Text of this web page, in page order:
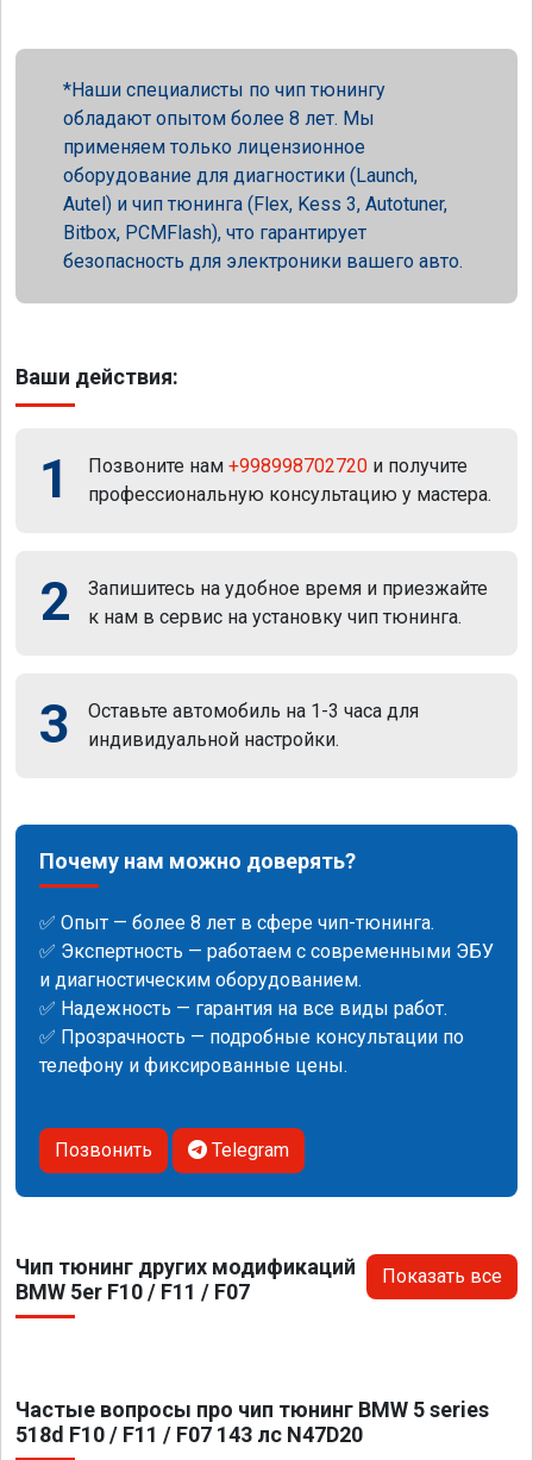
Наши специалисты по чип тюнингу
обладают опытом более 8 лет. Мы
применяем только лицензионное
оборудование для диагностики (Launch,
Autel) и чип тюнинга (Flex, Kess 3, Autotuner,
Bitbox, PCMFlash), что гарантирует
безопасность для электроники вашего авто.
Ваши действия:
1 Позвоните нам +998998702720 и получите
профессиональную консультацию у мастера.
2
Запишитесь на удобное время и приезжайте
к нам в сервис на установку чип тюнинга.
3
Оставьте автомобиль на 1-3 часа для
индивидуальной настройки.
Почему нам можно доверять?
✅ Опыт — более 8 лет в сфере чип-тюнинга.
✅ Экспертность — работаем с современными ЭБУ
и диагностическим оборудованием.
✅ Надежность — гарантия на все виды работ.
✅ Прозрачность — подробные консультации по
телефону и фиксированные цены.
Позвонить Telegram
Чип тюнинг других модификаций
BMW 5er F10 / F11 / F07
Показать все
Частые вопросы про чип тюнинг BMW 5 series
518d F10 / F11 / F07 143 лс N47D20